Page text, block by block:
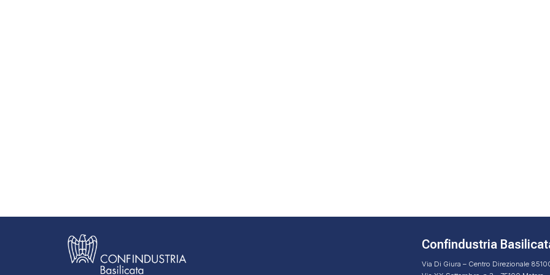
Confindustria
Via Di Giura – Centro Direzionale